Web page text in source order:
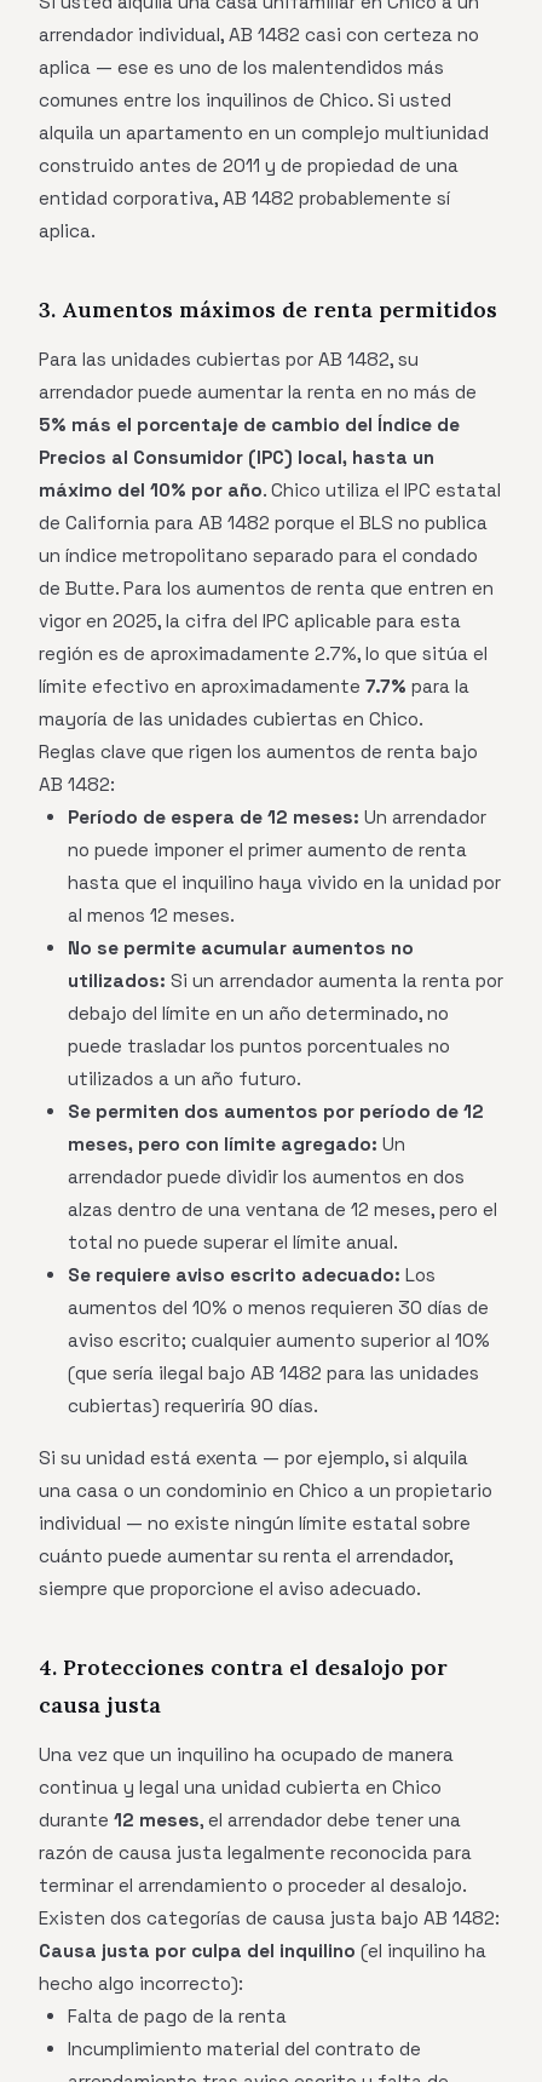
arrendador individual, AB 1482 casi con certeza no
aplica — ese es uno de los malentendidos más
comunes entre los inquilinos de Chico. Si usted
alquila un apartamento en un complejo multiunidad
construido antes de 2011 y de propiedad de una
entidad corporativa, AB 1482 probablemente sí
aplica.
3. Aumentos máximos de renta permitidos
Para las unidades cubiertas por AB 1482, su
arrendador puede aumentar la renta en no más de
5% más el porcentaje de cambio del Índice de
Precios al Consumidor (IPC) local, hasta un
máximo del 10% por año. Chico utiliza el IPC estatal
de California para AB 1482 porque el BLS no publica
un índice metropolitano separado para el condado
de Butte. Para los aumentos de renta que entren en
vigor en 2025, la cifra del IPC aplicable para esta
región es de aproximadamente 2.7%, lo que sitúa el
límite efectivo en aproximadamente 7.7% para la
mayoría de las unidades cubiertas en Chico.
Reglas clave que rigen los aumentos de renta bajo
AB 1482:
Período de espera de 12 meses: Un arrendador
no puede imponer el primer aumento de renta
hasta que el inquilino haya vivido en la unidad por
al menos 12 meses.
No se permite acumular aumentos no
utilizados: Si un arrendador aumenta la renta por
debajo del límite en un año determinado, no
puede trasladar los puntos porcentuales no
utilizados a un año futuro.
Se permiten dos aumentos por período de 12
meses, pero con límite agregado: Un
arrendador puede dividir los aumentos en dos
alzas dentro de una ventana de 12 meses, pero el
total no puede superar el límite anual.
Se requiere aviso escrito adecuado: Los
aumentos del 10% o menos requieren 30 días de
aviso escrito; cualquier aumento superior al 10%
(que sería ilegal bajo AB 1482 para las unidades
cubiertas) requeriría 90 días.
Si su unidad está exenta — por ejemplo, si alquila
una casa o un condominio en Chico a un propietario
individual — no existe ningún límite estatal sobre
cuánto puede aumentar su renta el arrendador,
siempre que proporcione el aviso adecuado.
4. Protecciones contra el desalojo por
causa justa
Una vez que un inquilino ha ocupado de manera
continua y legal una unidad cubierta en Chico
durante 12 meses, el arrendador debe tener una
razón de causa justa legalmente reconocida para
terminar el arrendamiento o proceder al desalojo.
Existen dos categorías de causa justa bajo AB 1482:
Causa justa por culpa del inquilino (el inquilino ha
hecho algo incorrecto):
Falta de pago de la renta
Incumplimiento material del contrato de